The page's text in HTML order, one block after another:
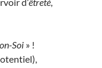
Soi » !